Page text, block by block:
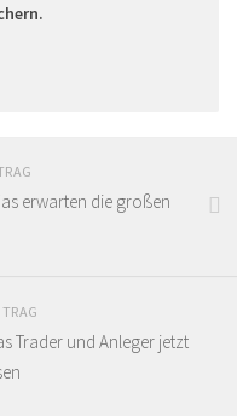
erwarten die großen
Trader und Anleger jetzt